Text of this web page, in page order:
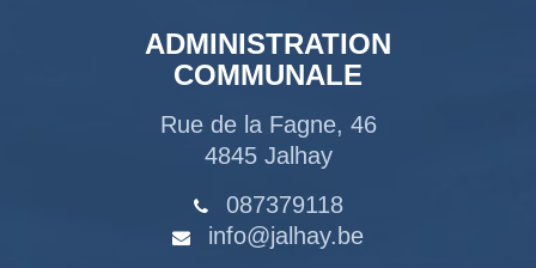
ADMINISTRATION
COMMUNALE
Rue de la Fagne, 46
4845 Jalhay
087379118
info@jalhay.be